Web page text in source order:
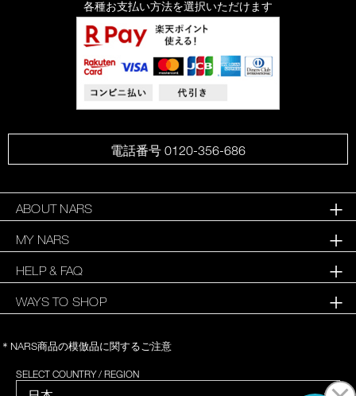
各種お支払い方法を選択いただけます
電話番号 0120-356-686
ABOUT NARS
MY NARS
HELP & FAQ
WAYS TO SHOP
＊NARS商品の模倣品に関するご注意
SELECT COUNTRY / REGION